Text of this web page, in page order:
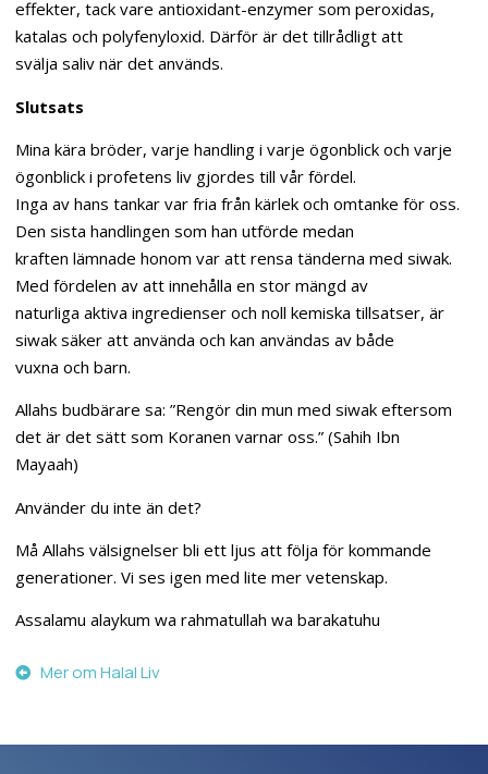
effekter, tack vare antioxidant-enzymer som peroxidas,
katalas och polyfenyloxid. Därför är det tillrådligt att
svälja saliv när det används.
Slutsats
Mina kära bröder, varje handling i varje ögonblick och varje
ögonblick i profetens liv gjordes till vår fördel.
Inga av hans tankar var fria från kärlek och omtanke för oss.
Den sista handlingen som han utförde medan
kraften lämnade honom var att rensa tänderna med siwak.
Med fördelen av att innehålla en stor mängd av
naturliga aktiva ingredienser och noll kemiska tillsatser, är
siwak säker att använda och kan användas av både
vuxna och barn.
Allahs budbärare sa: ”Rengör din mun med siwak eftersom
det är det sätt som Koranen varnar oss.” (Sahih Ibn
Mayaah)
Använder du inte än det?
Må Allahs välsignelser bli ett ljus att följa för kommande
generationer. Vi ses igen med lite mer vetenskap.
Assalamu alaykum wa rahmatullah wa barakatuhu
Mer om Halal Liv